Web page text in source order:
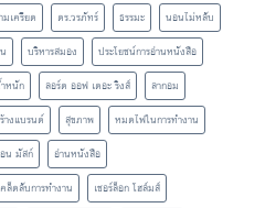
มเครียด ดร.วรภัทร์ ธรรมะ
นอนไม่หลับ
บริหารสมอง
ประโยชน์การอ่านหนังสือ
หนัก ลอร์ด ออฟ เดอะ ริงส์
ลากอม
างแบรนด์ สุขภาพ
หมดไฟในการทำงาน
น มัสก์
อ่านหนังสือ
คล็ดลับการทำงาน
เชอร์ล็อก โฮล์มส์